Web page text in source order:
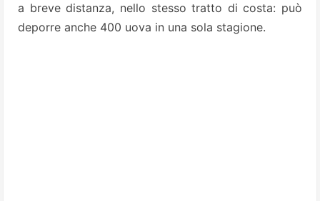
a breve distanza, nello stesso tratto di costa: può
deporre anche 400 uova in una sola stagione.